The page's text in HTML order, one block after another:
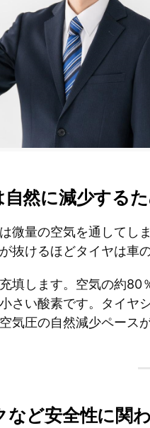
然に減少する
微量の空気を通してし
抜けるほどタイヤは車
填します。空気の約
さい酸素です。タイヤ
気圧の自然減少ペース
など安全性に関